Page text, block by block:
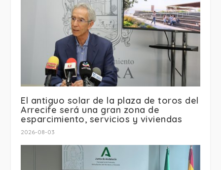
El antiguo solar de la plaza de toros del
Arrecife será una gran zona de
esparcimiento, servicios y viviendas
2026-08-03